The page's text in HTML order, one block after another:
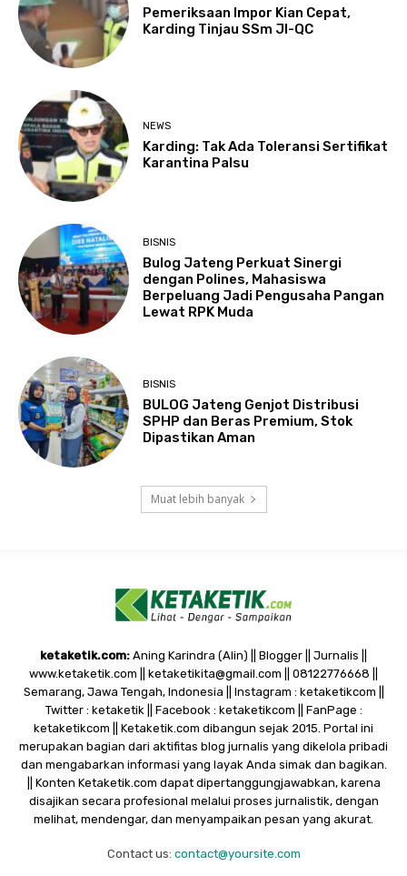
Pemeriksaan Impor Kian Cepat,
Karding Tinjau SSm JI-QC
NEWS
Karding: Tak Ada Toleransi Sertifikat
Karantina Palsu
BISNIS
Bulog Jateng Perkuat Sinergi
dengan Polines, Mahasiswa
Berpeluang Jadi Pengusaha Pangan
Lewat RPK Muda
BISNIS
BULOG Jateng Genjot Distribusi
SPHP dan Beras Premium, Stok
Dipastikan Aman
Muat lebih banyak
ketaketik.com: Aning Karindra (Alin) || Blogger || Jurnalis ||
www.ketaketik.com || ketaketikita@gmail.com || 08122776668 ||
Semarang, Jawa Tengah, Indonesia || Instagram : ketaketikcom ||
Twitter : ketaketik || Facebook : ketaketikcom || FanPage :
ketaketikcom || Ketaketik.com dibangun sejak 2015. Portal ini
merupakan bagian dari aktifitas blog jurnalis yang dikelola pribadi
dan mengabarkan informasi yang layak Anda simak dan bagikan.
|| Konten Ketaketik.com dapat dipertanggungjawabkan, karena
disajikan secara profesional melalui proses jurnalistik, dengan
melihat, mendengar, dan menyampaikan pesan yang akurat.
Contact us: contact@yoursite.com